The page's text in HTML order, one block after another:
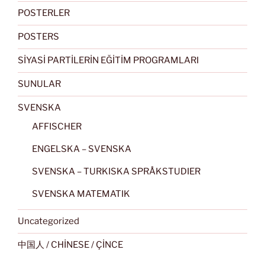
POSTERLER
POSTERS
SİYASİ PARTİLERİN EĞİTİM PROGRAMLARI
SUNULAR
SVENSKA
AFFISCHER
ENGELSKA – SVENSKA
SVENSKA – TURKISKA SPRÅKSTUDIER
SVENSKA MATEMATIK
Uncategorized
中国人 / CHİNESE / ÇİNCE